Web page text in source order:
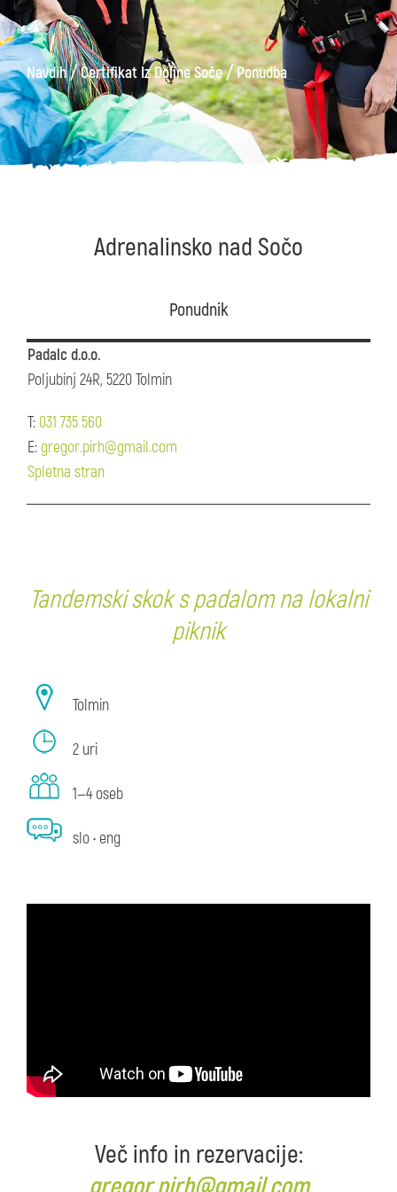
Navdih/Certifikat Iz Doline Soče/Ponudba
Adrenalinsko nad Sočo
Ponudnik
Padalc d.o.o.
Poljubinj 24R, 5220 Tolmin
T: 031 735 560
E: gregor.pirh@gmail.com
Spletna stran
Tandemski skok s padalom na lokalni
piknik
Tolmin
2 uri
1—4 oseb
slo • eng
Več info in rezervacije: